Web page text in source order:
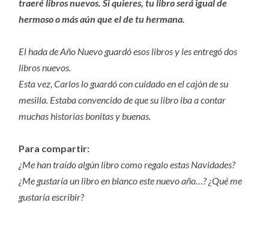
traeré libros nuevos. Si quieres, tu libro será igual de
hermoso o más aún que el de tu hermana.
El hada de Año Nuevo guardó esos libros y les entregó dos
libros nuevos.
Esta vez, Carlos lo guardó con cuidado en el cajón de su
mesilla. Estaba convencido de que su libro iba a contar
muchas historias bonitas y buenas.
Para compartir:
¿Me han traído algún libro como regalo estas Navidades?
¿Me gustaría un libro en blanco este nuevo año…? ¿Qué me
gustaría escribir?